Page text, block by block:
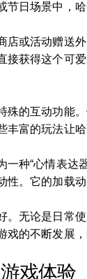
日场景中，
或活动赠送
获得这个可
的互动功能
富的玩法让
种“心情表
。它的加载
无论是日常
的不断发展
戏体验